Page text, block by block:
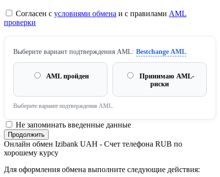
Согласен с условиями обмена и с правилами AML
проверки
Выберите вариант подтверждения AML: Bestchange AML
AML пройден
Принимаю AML-
риски
Выберите вариант подтверждения AML.
Не запоминать введенные данные
Онлайн обмен Izibank UAH - Счет телефона RUB по
хорошему курсу
Для оформления обмена выполните следующие действия: